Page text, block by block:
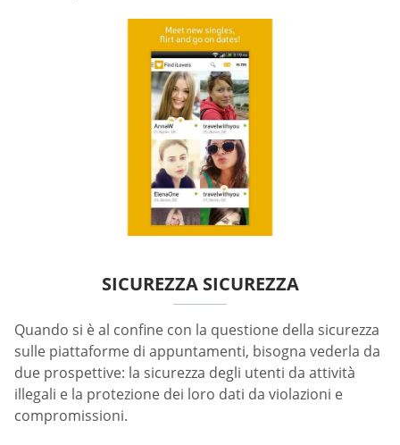
SICUREZZA SICUREZZA
Quando si è al confine con la questione della sicurezza
sulle piattaforme di appuntamenti, bisogna vederla da
due prospettive: la sicurezza degli utenti da attività
illegali e la protezione dei loro dati da violazioni e
compromissioni.